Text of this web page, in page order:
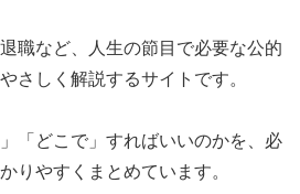
職など、人生の節目で必要な公的
さしく解説するサイトです。
「どこで」すればいいのかを、必
りやすくまとめています。